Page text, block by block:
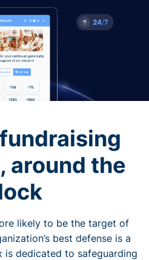
around the
likely to be the target of
best defense is a
is dedicated to safeguarding